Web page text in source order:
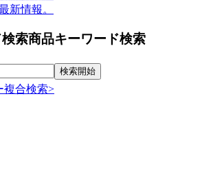
商品キーワード検索
複合検索>